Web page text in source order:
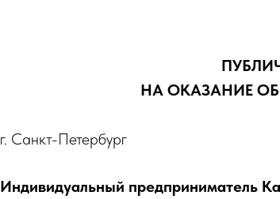
НА ОКАЗАНИЕ
г. Санкт-
Индивидуальный предприниматель